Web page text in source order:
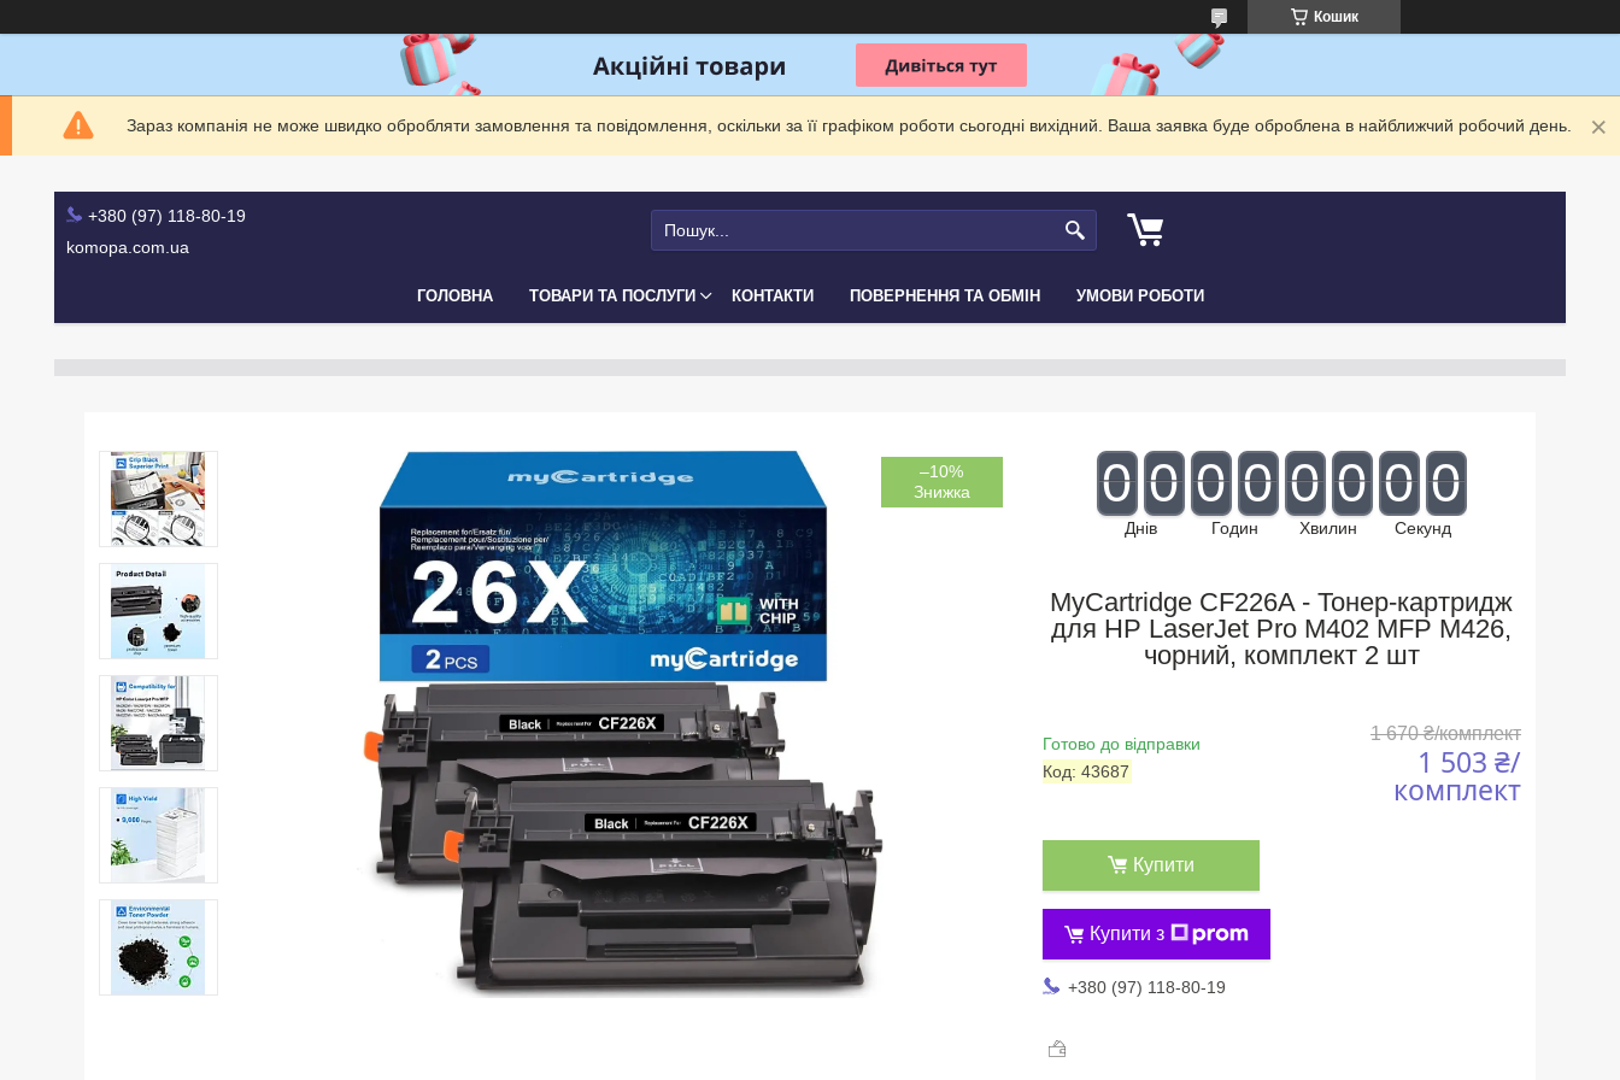
Кошик
Зараз компанія не може швидко обробляти замовлення та повідомлення, оскільки за її графіком роботи сьогодні вихідний. Ваша заявка буде оброблена в найближчий робочий день.
+380 (97) 118-80-19
komopa.com.ua
ГОЛОВНА ТОВАРИ ТА ПОСЛУГИ КОНТАКТИ ПОВЕРНЕННЯ ТА ОБМІН УМОВИ РОБОТИ
–10% 0 0
Днів
0 0
Годин
0 0
Хвилин
0 0
Секунд
MyCartridge CF226A - Тонер-картридж
для HP LaserJet Pro M402 MFP M426,
чорний, комплект 2 шт
Готово до відправки
Код: 43687
1 670 ₴/комплект
1 503 ₴/
комплект
Купити
Купити з
+380 (97) 118-80-19